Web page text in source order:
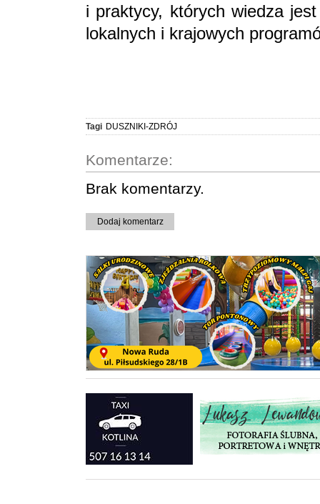
i praktycy, których wiedza
lokalnych i krajowych
Tagi DUSZNIKI-ZDRÓJ
Komentarze:
Brak komentarzy.
Dodaj komentarz